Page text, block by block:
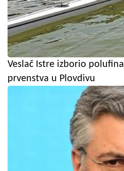
Veslač Istre izborio
prvenstva u Plovdivu